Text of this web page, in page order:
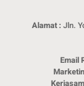
Alamat : Jln.
Email